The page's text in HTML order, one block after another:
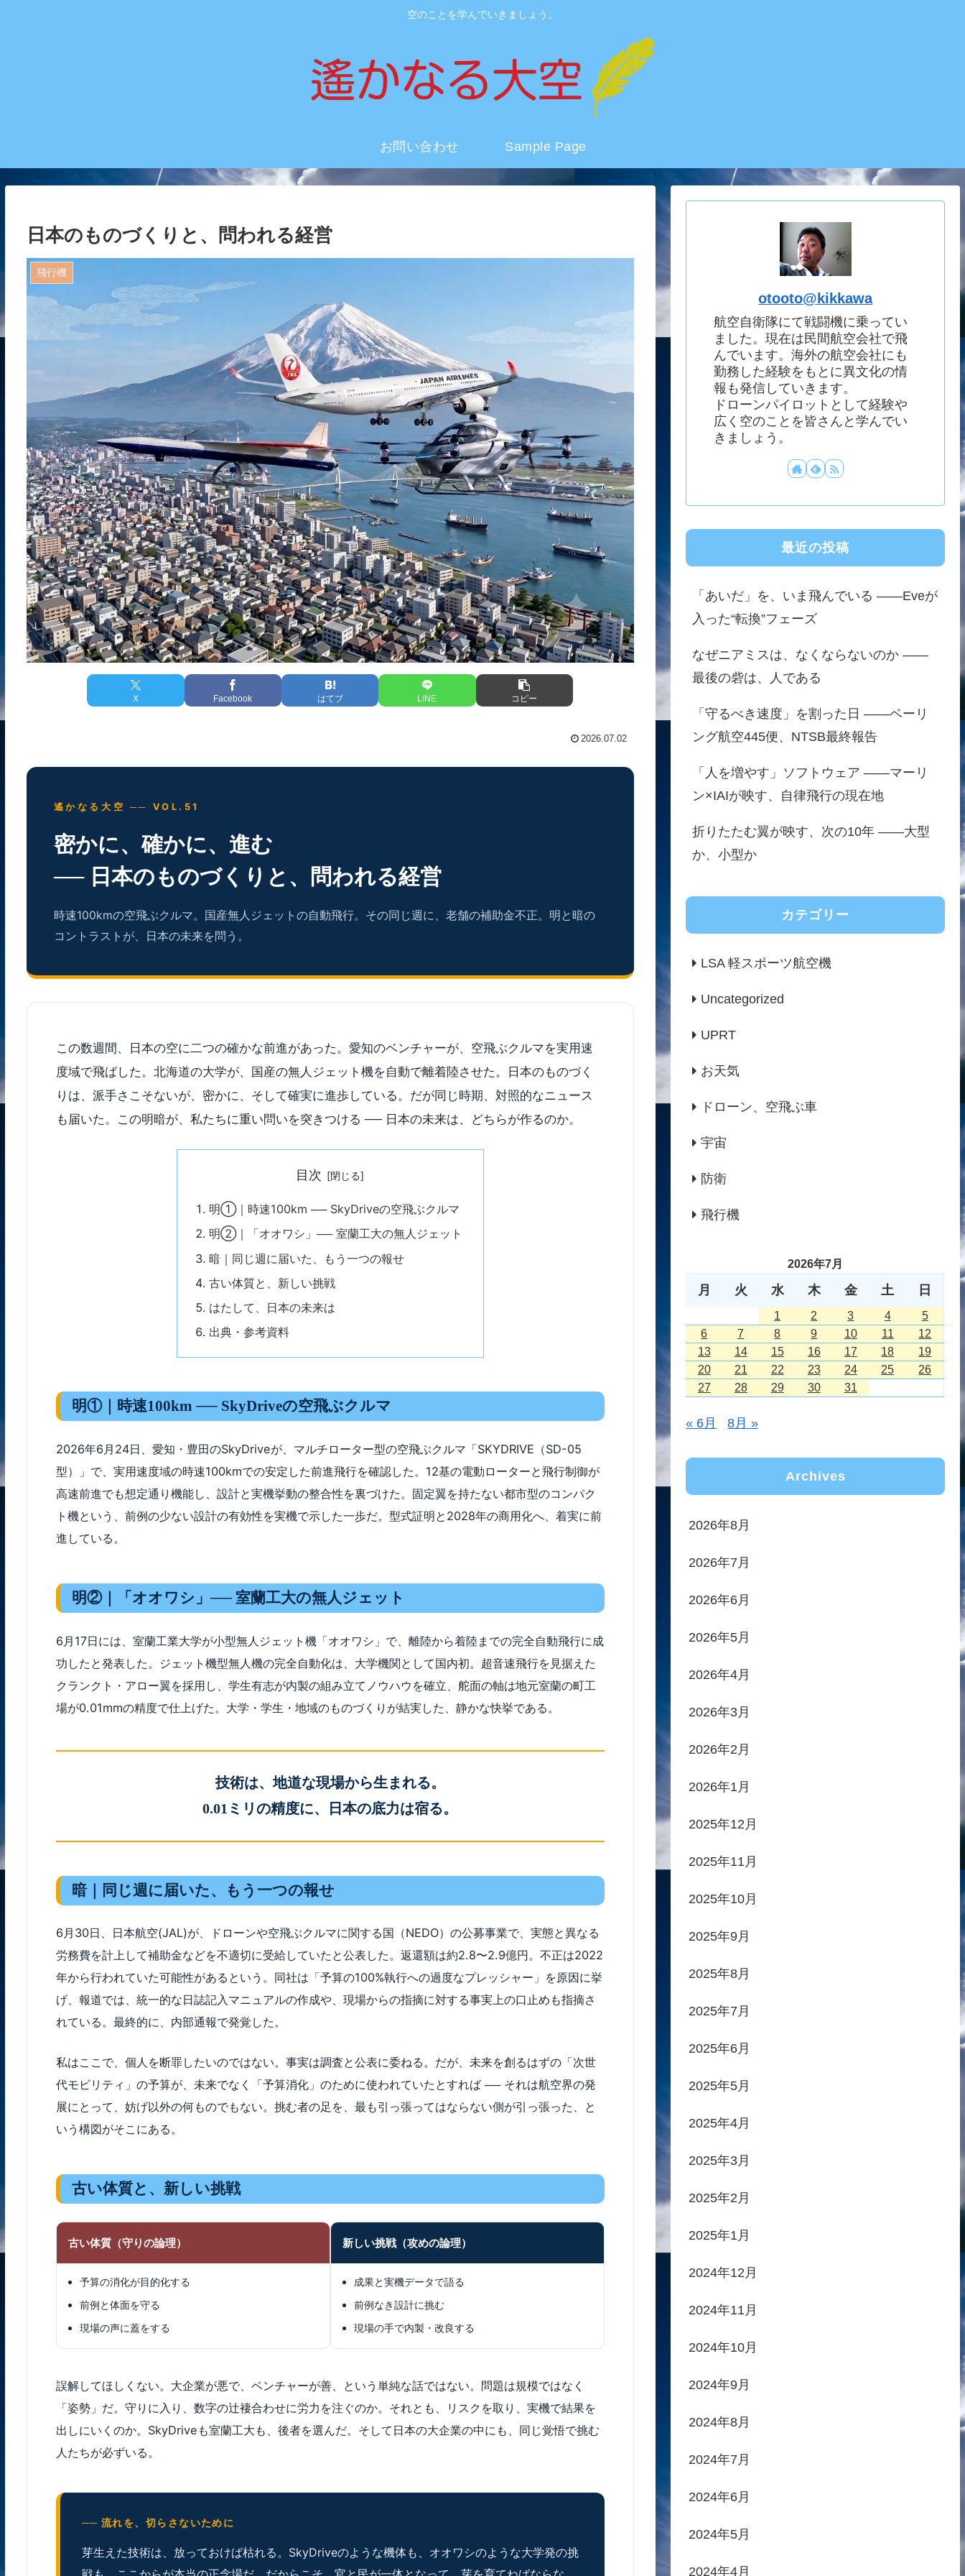
空のことを学んでいきましょう。
お問い合わせ Sample Page
日本のものづくりと、問われる経営
飛行機
X Facebook はてブ LINE コピー
2026.07.02
遙かなる大空 ── VOL.51
密かに、確かに、進む
── 日本のものづくりと、問われる経営
時速100kmの空飛ぶクルマ。国産無人ジェットの自動飛行。その同じ週に、老舗の補助金不正。明と暗の
コントラストが、日本の未来を問う。
この数週間、日本の空に二つの確かな前進があった。愛知のベンチャーが、空飛ぶクルマを実用速
度域で飛ばした。北海道の大学が、国産の無人ジェット機を自動で離着陸させた。日本のものづく
りは、派手さこそないが、密かに、そして確実に進歩している。だが同じ時期、対照的なニュース
も届いた。この明暗が、私たちに重い問いを突きつける ── 日本の未来は、どちらが作るのか。
目次
明①｜時速100km ── SkyDriveの空飛ぶクルマ
明②｜「オオワシ」── 室蘭工大の無人ジェット
暗｜同じ週に届いた、もう一つの報せ
古い体質と、新しい挑戦
はたして、日本の未来は
出典・参考資料
明①｜時速100km ── SkyDriveの空飛ぶクルマ
2026年6月24日、愛知・豊田のSkyDriveが、マルチローター型の空飛ぶクルマ「SKYDRIVE（SD-05
型）」で、実用速度域の時速100kmでの安定した前進飛行を確認した。12基の電動ローターと飛行制御が
高速前進でも想定通り機能し、設計と実機挙動の整合性を裏づけた。固定翼を持たない都市型のコンパク
ト機という、前例の少ない設計の有効性を実機で示した一歩だ。型式証明と2028年の商用化へ、着実に前
進している。
明②｜「オオワシ」── 室蘭工大の無人ジェット
6月17日には、室蘭工業大学が小型無人ジェット機「オオワシ」で、離陸から着陸までの完全自動飛行に成
功したと発表した。ジェット機型無人機の完全自動化は、大学機関として国内初。超音速飛行を見据えた
クランクト・アロー翼を採用し、学生有志が内製の組み立てノウハウを確立、舵面の軸は地元室蘭の町工
場が0.01mmの精度で仕上げた。大学・学生・地域のものづくりが結実した、静かな快挙である。
技術は、地道な現場から生まれる。
0.01ミリの精度に、日本の底力は宿る。
暗｜同じ週に届いた、もう一つの報せ
6月30日、日本航空(JAL)が、ドローンや空飛ぶクルマに関する国（NEDO）の公募事業で、実態と異なる
労務費を計上して補助金などを不適切に受給していたと公表した。返還額は約2.8〜2.9億円。不正は2022
年から行われていた可能性があるという。同社は「予算の100%執行への過度なプレッシャー」を原因に挙
げ、報道では、統一的な日誌記入マニュアルの作成や、現場からの指摘に対する事実上の口止めも指摘さ
れている。最終的に、内部通報で発覚した。
私はここで、個人を断罪したいのではない。事実は調査と公表に委ねる。だが、未来を創るはずの「次世
代モビリティ」の予算が、未来でなく「予算消化」のために使われていたとすれば ── それは航空界の発
展にとって、妨げ以外の何ものでもない。挑む者の足を、最も引っ張ってはならない側が引っ張った、と
いう構図がそこにある。
古い体質と、新しい挑戦
古い体質（守りの論理）
予算の消化が目的化する
前例と体面を守る
現場の声に蓋をする
新しい挑戦（攻めの論理）
成果と実機データで語る
前例なき設計に挑む
現場の手で内製・改良する
誤解してほしくない。大企業が悪で、ベンチャーが善、という単純な話ではない。問題は規模ではなく
「姿勢」だ。守りに入り、数字の辻褄合わせに労力を注ぐのか。それとも、リスクを取り、実機で結果を
出しにいくのか。SkyDriveも室蘭工大も、後者を選んだ。そして日本の大企業の中にも、同じ覚悟で挑む
人たちが必ずいる。
── 流れを、切らさないために
芽生えた技術は、放っておけば枯れる。SkyDriveのような機体も、オオワシのような大学発の挑
otooto@kikkawa
航空自衛隊にて戦闘機に乗ってい
ました。現在は民間航空会社で飛
んでいます。海外の航空会社にも
勤務した経験をもとに異文化の情
報も発信していきます。
ドローンパイロットとして経験や
広く空のことを皆さんと学んでい
きましょう。
最近の投稿
「あいだ」を、いま飛んでいる ——Eveが
入った“転換”フェーズ
なぜニアミスは、なくならないのか ——
最後の砦は、人である
「守るべき速度」を割った日 ——ベーリ
ング航空445便、NTSB最終報告
「人を増やす」ソフトウェア ——マーリ
ン×IAIが映す、自律飛行の現在地
折りたたむ翼が映す、次の10年 ——大型
か、小型か
カテゴリー
LSA 軽スポーツ航空機
Uncategorized
UPRT
お天気
ドローン、空飛ぶ車
宇宙
防衛
飛行機
2026年7月
月 火 水 木 金 土 日
1 2 3 4
5
6
7 8 9 10 11
12
13
14 15 16 17 18
19
20
21 22 23 24 25
26
27
28 29 30 31
« 6月 8月 »
Archives
2026年8月
2026年7月
2026年6月
2026年5月
2026年4月
2026年3月
2026年2月
2026年1月
2025年12月
2025年11月
2025年10月
2025年9月
2025年8月
2025年7月
2025年6月
2025年5月
2025年4月
2025年3月
2025年2月
2025年1月
2024年12月
2024年11月
2024年10月
2024年9月
2024年8月
2024年7月
2024年6月
2024年5月
2024年4月